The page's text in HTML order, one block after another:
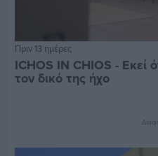
Πριν 13 ημέρες
ICHOS IN CHIOS - Εκεί
τον δικό της ήχο